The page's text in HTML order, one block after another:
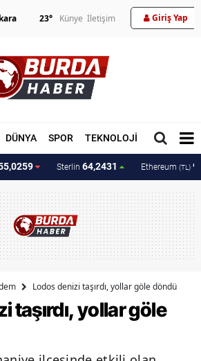
23° Künye İletişim Giriş Yap
DÜNYA SPOR TEKNOLOJİ MAGAZİN
Sterlin 64,2431 Ethereum (TL)
Lodos denizi taşırdı, yollar göle döndü
taşırdı, yollar göle